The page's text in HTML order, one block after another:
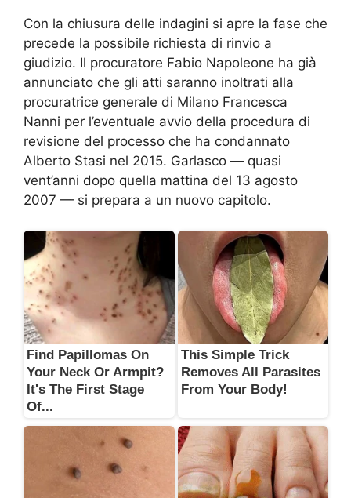
Con la chiusura delle indagini si apre la fase che
precede la possibile richiesta di rinvio a
giudizio. Il procuratore Fabio Napoleone ha già
annunciato che gli atti saranno inoltrati alla
procuratrice generale di Milano Francesca
Nanni per l’eventuale avvio della procedura di
revisione del processo che ha condannato
Alberto Stasi nel 2015. Garlasco — quasi
vent’anni dopo quella mattina del 13 agosto
2007 — si prepara a un nuovo capitolo.
Find Papillomas On
Your Neck Or Armpit?
It's The First Stage
Of...
This Simple Trick
Removes All Parasites
From Your Body!